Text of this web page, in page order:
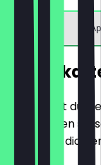
Speisekarte
Hier findest du
aktualisieren
weißt, was dich